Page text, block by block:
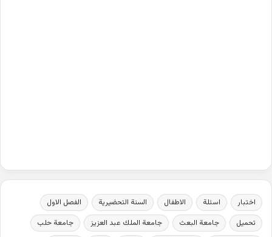
اختبار اسئلة الاطفال السنة التحضيرية
الفصل الاول
تحميل
جامعة البعث جامعة الملك عبد العزيز
جامعة حلب